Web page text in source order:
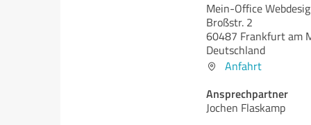
Mein-Office
Broßstr. 2
60487 Frankfurt am
Deutschland
Anfahrt
Ansprechpartner
Jochen Flaskamp